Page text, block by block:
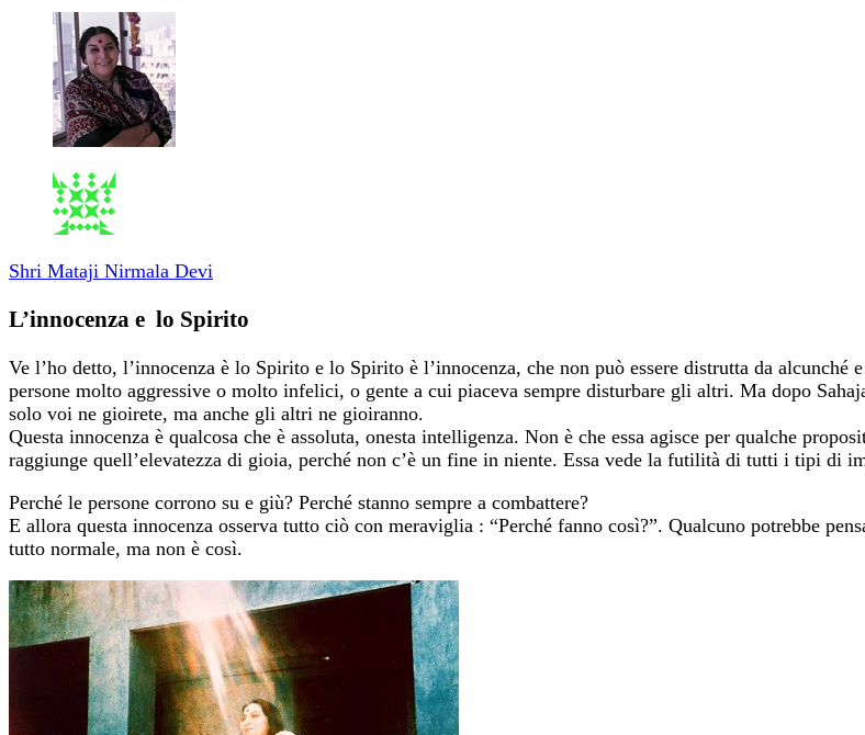
Shri Mataji Nirmala Devi
L’innocenza e lo Spirito
Ve l’ho detto, l’innocenza è lo Spirito e lo Spirito è l’innocenza, che non può essere distrutta da alcunché
persone molto aggressive o molto infelici, o gente a cui piaceva sempre disturbare gli altri. Ma dopo
solo voi ne gioirete, ma anche gli altri ne gioiranno.
Questa innocenza è qualcosa che è assoluta, onesta intelligenza. Non è che essa agisce per qualche
raggiunge quell’elevatezza di gioia, perché non c’è un fine in niente. Essa vede la futilità di tutti i tipi di
Perché le persone corrono su e giù? Perché stanno sempre a combattere?
E allora questa innocenza osserva tutto ciò con meraviglia : “Perché fanno così?”. Qualcuno potrebbe
tutto normale, ma non è così.